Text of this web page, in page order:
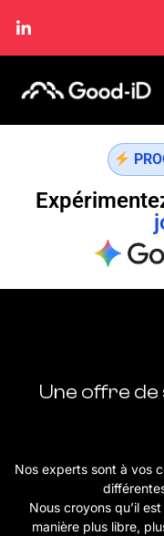
Une offre de
Nos experts sont à vos
Nous croyons qu’il
manière plus libre,